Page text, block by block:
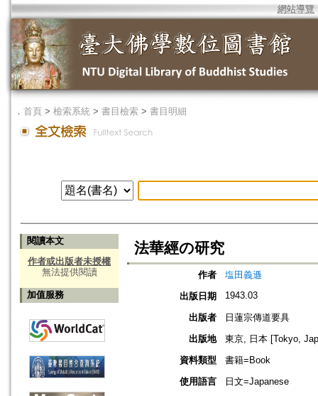
網站導覽
． 首頁 > 檢索系統 > 書目檢索 > 書目明細
閱讀本文
作者或出版者未授權
無法提供閱讀
加值服務
法華經の研究
作者
塩田義遜
出版日期
1943.03
出版者
日蓮宗傳道要具
出版地
東京, 日本 [Tokyo,
資料類型
書籍=Book
使用語言
日文=Japanese